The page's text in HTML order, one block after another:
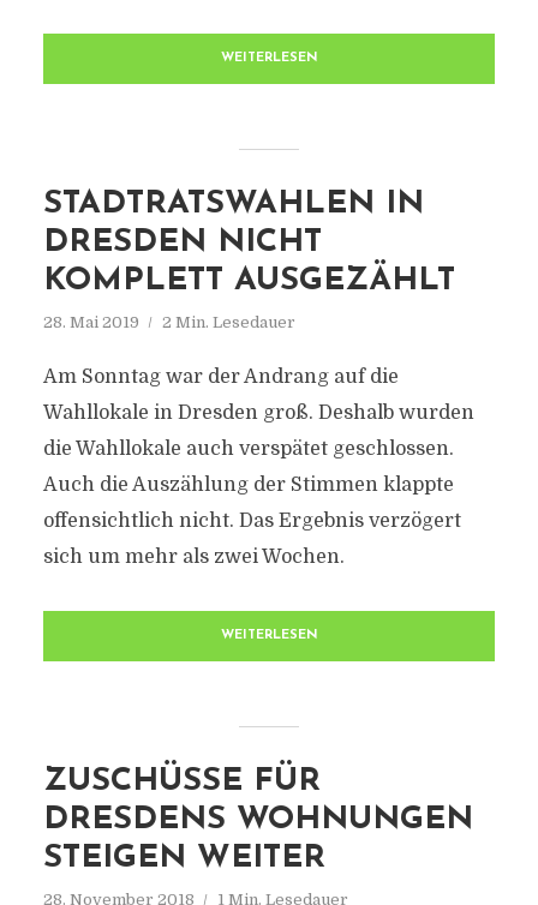
WEITERLESEN
STADTRATSWAHLEN IN
DRESDEN NICHT
KOMPLETT AUSGEZÄHLT
28. Mai 2019 2 Min. Lesedauer
Am Sonntag war der Andrang auf die
Wahllokale in Dresden groß. Deshalb wurden
die Wahllokale auch verspätet geschlossen.
Auch die Auszählung der Stimmen klappte
offensichtlich nicht. Das Ergebnis verzögert
sich um mehr als zwei Wochen.
WEITERLESEN
ZUSCHÜSSE FÜR
DRESDENS WOHNUNGEN
STEIGEN WEITER
28. November 2018 1 Min. Lesedauer